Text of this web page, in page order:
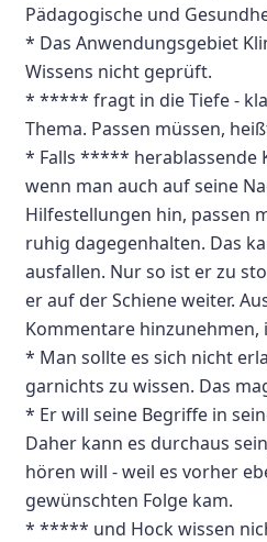
Pädagogische und
* Das Anwendungsgebiet
Wissens nicht geprüft.
* ***** fragt in die Tiefe -
Thema. Passen müssen,
* Falls ***** herablassende
wenn man auch auf seine
Hilfestellungen hin, passen
ruhig dagegenhalten. Das
ausfallen. Nur so ist er zu
er auf der Schiene weiter.
Kommentare hinzunehmen,
* Man sollte es sich nicht
garnichts zu wissen. Das
* Er will seine Begriffe in
Daher kann es durchaus
hören will - weil es vorher
gewünschten Folge kam.
* ***** und Hock wissen